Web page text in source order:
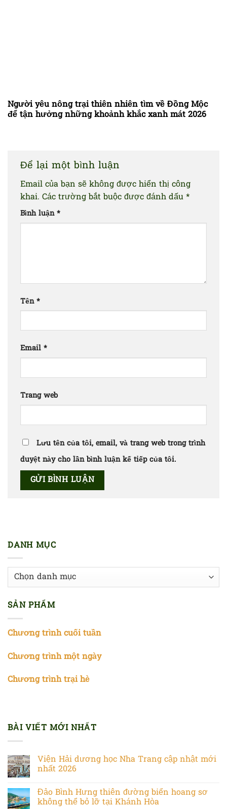
Người yêu nông trại thiên nhiên tìm về Đồng Mộc
để tận hưởng những khoảnh khắc xanh mát 2026
Để lại một bình luận
Email của bạn sẽ không được hiển thị công
khai. Các trường bắt buộc được đánh dấu *
Bình luận*
Tên*
Email *
Trang web
Lưu tên của tôi, email, và trang web trong trình
duyệt này cho lần bình luận kế tiếp của tôi.
DANH MỤC
Danh
SẢN PHẨM
Chương trình cuối tuần
Chương trình một ngày
Chương trình trại hè
BÀI VIẾT MỚI NHẤT
Viện Hải dương học Nha Trang cập nhật mới
nhất 2026
Đảo Bình Hưng thiên đường biển hoang sơ
không thể bỏ lỡ tại Khánh Hòa